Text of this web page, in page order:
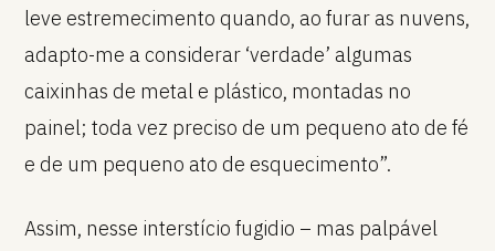
leve estremecimento quando, ao furar as nuvens,
adapto-me a considerar ‘verdade’ algumas
caixinhas de metal e plástico, montadas no
painel; toda vez preciso de um pequeno ato de fé
e de um pequeno ato de esquecimento”.
Assim, nesse interstício fugidio – mas palpável